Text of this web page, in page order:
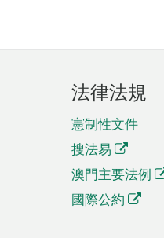
法律法規
憲制性文件
搜法易
澳門主要法例
國際公約